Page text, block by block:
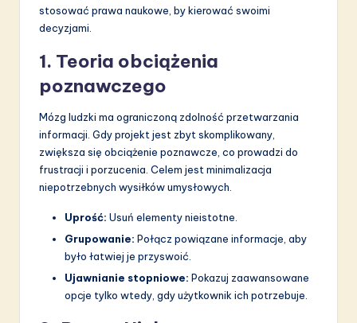
stosować prawa naukowe, by kierować swoimi
decyzjami.
1. Teoria obciążenia
poznawczego
Mózg ludzki ma ograniczoną zdolność przetwarzania
informacji. Gdy projekt jest zbyt skomplikowany,
zwiększa się obciążenie poznawcze, co prowadzi do
frustracji i porzucenia. Celem jest minimalizacja
niepotrzebnych wysiłków umysłowych.
Uprość: Usuń elementy nieistotne.
Grupowanie: Połącz powiązane informacje, aby
było łatwiej je przyswoić.
Ujawnianie stopniowe: Pokazuj zaawansowane
opcje tylko wtedy, gdy użytkownik ich potrzebuje.